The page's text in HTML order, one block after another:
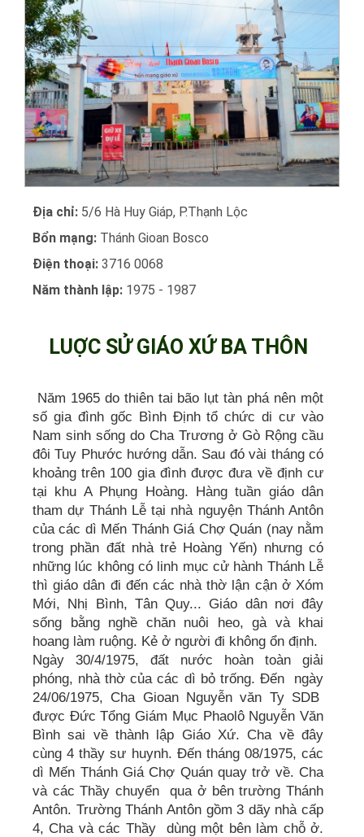
Địa chỉ: 5/6 Hà Huy Giáp, P.Thạnh Lộc
Bổn mạng: Thánh Gioan Bosco
Điện thoại: 3716 0068
Năm thành lập: 1975 - 1987
LUỢC SỬ GIÁO XỨ BA THÔN
Năm 1965 do thiên tai bão lụt tàn phá nên một
số gia đình gốc Bình Định tổ chức di cư vào
Nam sinh sống do Cha Trương ở Gò Rộng cầu
đôi Tuy Phước hướng dẫn. Sau đó vài tháng có
khoảng trên 100 gia đình được đưa về định cư
tại khu A Phụng Hoàng. Hàng tuần giáo dân
tham dự Thánh Lễ tại nhà nguyện Thánh Antôn
của các dì Mến Thánh Giá Chợ Quán (nay nằm
trong phần đất nhà trẻ Hoàng Yến) nhưng có
những lúc không có linh mục cử hành Thánh Lễ
thì giáo dân đi đến các nhà thờ lận cận ở Xóm
Mới, Nhị Bình, Tân Quy... Giáo dân nơi đây
sống bằng nghề chăn nuôi heo, gà và khai
hoang làm ruộng. Kẻ ở người đi không ổn định.
Ngày 30/4/1975, đất nước hoàn toàn giải
phóng, nhà thờ của các dì bỏ trống. Đến ngày
24/06/1975, Cha Gioan Nguyễn văn Ty SDB
được Đức Tổng Giám Mục Phaolô Nguyễn Văn
Bình sai về thành lập Giáo Xứ. Cha về đây
cùng 4 thầy sư huynh. Đến tháng 08/1975, các
dì Mến Thánh Giá Chợ Quán quay trở về. Cha
và các Thầy chuyển qua ở bên trường Thánh
Antôn. Trường Thánh Antôn gồm 3 dãy nhà cấp
4, Cha và các Thầy dùng một bên làm chỗ ở.